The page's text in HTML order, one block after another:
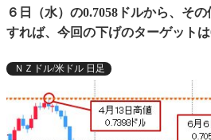
６日（水）の0.7058ドルから、そ
すれば、今回の下げのターゲットは
ＮＺドル/米ドル 日足